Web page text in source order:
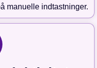
manuelle indtastninger.